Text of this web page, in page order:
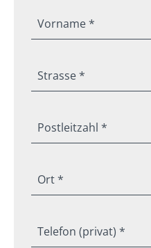
Vorname *
Strasse *
Postleitzahl *
Ort *
Telefon (privat) *